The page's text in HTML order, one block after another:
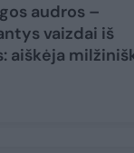
audros –
vaizdai iš
aiškėja